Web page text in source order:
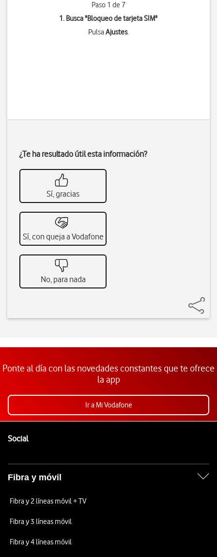
Paso 1 de 7
1. Busca "Bloqueo de tarjeta SIM"
PulsaAjustes.
¿Te ha resultado útil esta información?
Sí, gracias
Sí, con queja a Vodafone
No, para nada
Ponte al día con las novedades constantes que te ofrece
la app
Ir a Mi Vodafone
SocialEnlaces a las redes sociales de Vodafone
Fibra y móvil
Fibra y 2 líneas móvil + TV
Fibra y 3 líneas móvil
Fibra y 4 líneas móvil